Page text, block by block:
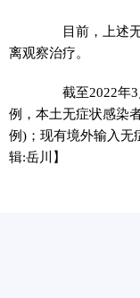
目前，上述无
离观察治疗。
截至2022年3
例，本土无症状感染
例)；现有境外输入无
辑:岳川】